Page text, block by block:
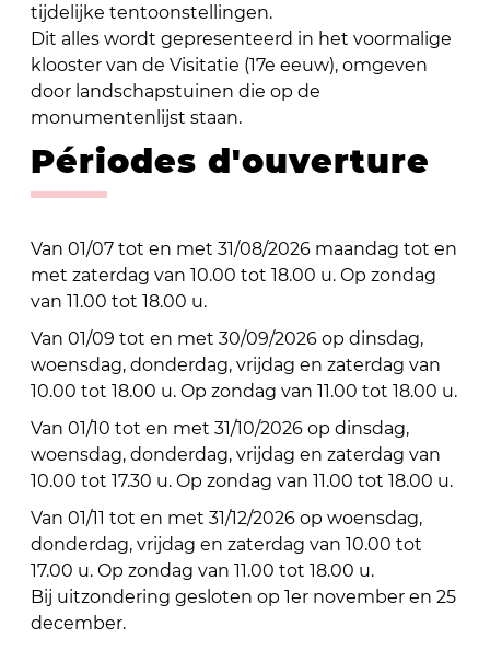
tijdelijke tentoonstellingen.
Dit alles wordt gepresenteerd in het voormalige
klooster van de Visitatie (17e eeuw), omgeven
door landschapstuinen die op de
monumentenlijst staan.
Périodes d'ouverture
Van 01/07 tot en met 31/08/2026 maandag tot en
met zaterdag van 10.00 tot 18.00 u. Op zondag
van 11.00 tot 18.00 u.
Van 01/09 tot en met 30/09/2026 op dinsdag,
woensdag, donderdag, vrijdag en zaterdag van
10.00 tot 18.00 u. Op zondag van 11.00 tot 18.00 u.
Van 01/10 tot en met 31/10/2026 op dinsdag,
woensdag, donderdag, vrijdag en zaterdag van
10.00 tot 17.30 u. Op zondag van 11.00 tot 18.00 u.
Van 01/11 tot en met 31/12/2026 op woensdag,
donderdag, vrijdag en zaterdag van 10.00 tot
17.00 u. Op zondag van 11.00 tot 18.00 u.
Bij uitzondering gesloten op 1er november en 25
december.